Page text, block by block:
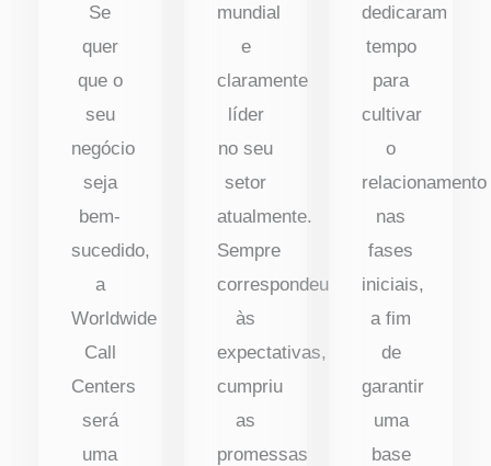
Se
quer
que o
seu
negócio
seja
bem-
sucedido,
a
Worldwide
Call
Centers
será
uma
mundial
e
claramente
líder
no seu
setor
atualmente.
Sempre
correspondeu
às
expectativas,
cumpriu
as
promessas
dedicaram
tempo
para
cultivar
o
relacionamento
nas
fases
iniciais,
a fim
de
garantir
uma
base